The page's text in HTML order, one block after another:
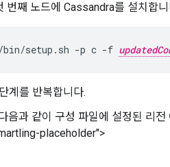
번째 노드에 Cassandra를 설치합
bin/setup.sh -p c -f
계를 반복합니다.
음과 같이 구성 파일에 설정된 리
placeholder">